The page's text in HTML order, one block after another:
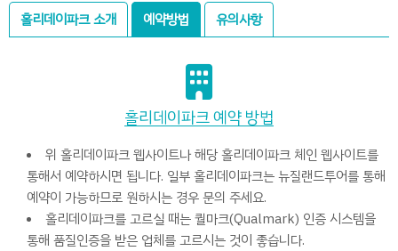
홀리데이파크 소개 예약방법 유의사항
홀리데이파크 예약 방법
위 홀리데이파크 웹사이트나 해당 홀리데이파크 체인 웹사이트를
통해서 예약하시면 됩니다. 일부 홀리데이파크는 뉴질랜드투어를 통해
예약이 가능하므로 원하시는 경우 문의 주세요.
홀리데이파크를 고르실 때는 퀄마크(Qualmark) 인증 시스템을
통해 품질인증을 받은 업체를 고르시는 것이 좋습니다.